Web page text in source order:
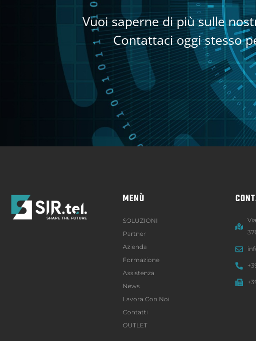
Vuoi saperne di più sulle
Contattaci oggi stesso
MENÙ
SOLUZIONI
Partner
Azienda
Formazione
Assistenza
News
Lavora Con Noi
Contatti
OUTLET